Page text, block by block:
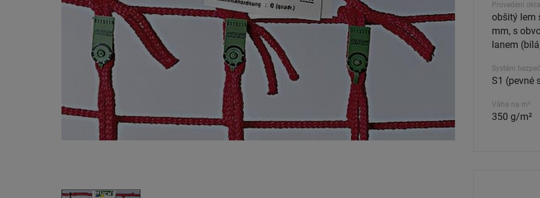
Provedení
obšitý lem
mm, s
lanem
Systém
S1 (pevné
Váha na m²
350 g/m²